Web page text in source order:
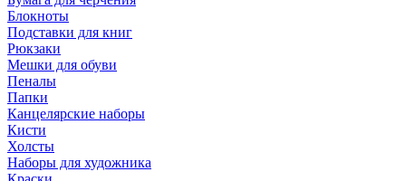
Блокноты
Подставки для книг
Рюкзаки
Мешки для обуви
Пеналы
Папки
Канцелярские наборы
Кисти
Холсты
Наборы для художника